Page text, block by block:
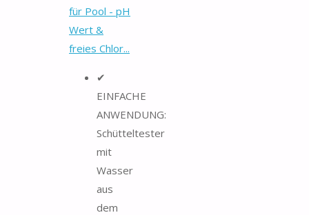
für Pool - pH
Wert &
freies Chlor...
✔
EINFACHE
ANWENDUNG:
Schütteltester
mit
Wasser
aus
dem